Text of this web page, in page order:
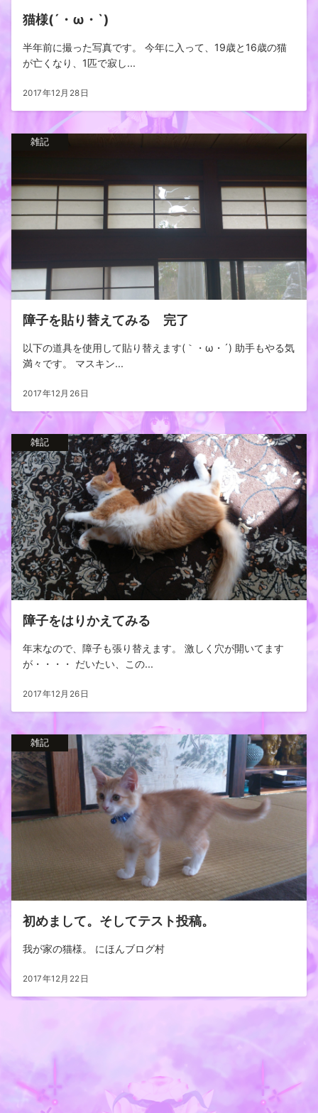
猫様(´・ω・`)
半年前に撮った写真です。 今年に入って、19歳と16歳の猫
が亡くなり、1匹で寂し...
2017年12月28日
雑記
障子を貼り替えてみる 完了
以下の道具を使用して貼り替えます(｀・ω・´) 助手もやる気
満々です。 マスキン...
2017年12月26日
雑記
障子をはりかえてみる
年末なので、障子も張り替えます。 激しく穴が開いてます
が・・・・ だいたい、この...
2017年12月26日
雑記
初めまして。そしてテスト投稿。
我が家の猫様。 にほんブログ村
2017年12月22日